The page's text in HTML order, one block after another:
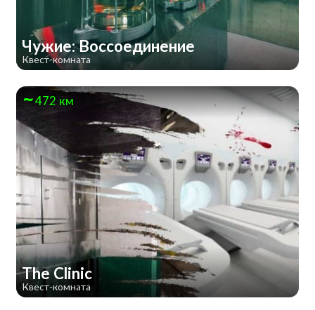
Чужие: Воссоединение
Квест-комната
472 км
The Clinic
Квест-комната